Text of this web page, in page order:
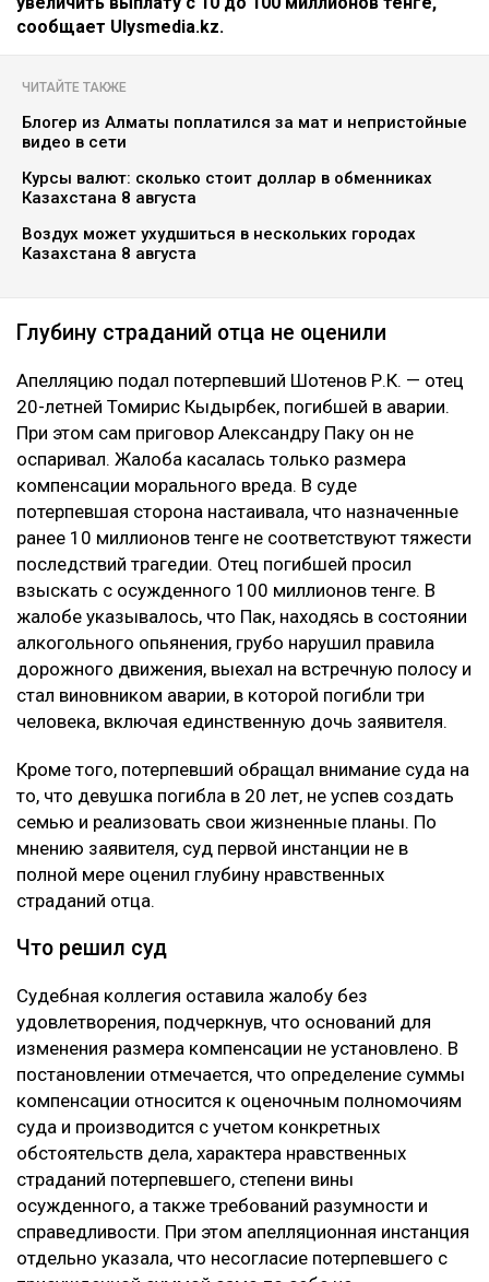
сообщает Ulysmedia.kz.
ЧИТАЙТЕ ТАКЖЕ
Блогер из Алматы поплатился за мат и непристойные
видео в сети
Курсы валют: сколько стоит доллар в обменниках
Казахстана 8 августа
Воздух может ухудшиться в нескольких городах
Казахстана 8 августа
Глубину страданий отца не оценили
Апелляцию подал потерпевший Шотенов Р.К. — отец
20-летней Томирис Кыдырбек, погибшей в аварии.
При этом сам приговор Александру Паку он не
оспаривал. Жалоба касалась только размера
компенсации морального вреда. В суде
потерпевшая сторона настаивала, что назначенные
ранее 10 миллионов тенге не соответствуют тяжести
последствий трагедии. Отец погибшей просил
взыскать с осужденного 100 миллионов тенге. В
жалобе указывалось, что Пак, находясь в состоянии
алкогольного опьянения, грубо нарушил правила
дорожного движения, выехал на встречную полосу и
стал виновником аварии, в которой погибли три
человека, включая единственную дочь заявителя.
Кроме того, потерпевший обращал внимание суда на
то, что девушка погибла в 20 лет, не успев создать
семью и реализовать свои жизненные планы. По
мнению заявителя, суд первой инстанции не в
полной мере оценил глубину нравственных
страданий отца.
Что решил суд
Судебная коллегия оставила жалобу без
удовлетворения, подчеркнув, что оснований для
изменения размера компенсации не установлено. В
постановлении отмечается, что определение суммы
компенсации относится к оценочным полномочиям
суда и производится с учетом конкретных
обстоятельств дела, характера нравственных
страданий потерпевшего, степени вины
осужденного, а также требований разумности и
справедливости. При этом апелляционная инстанция
отдельно указала, что несогласие потерпевшего с